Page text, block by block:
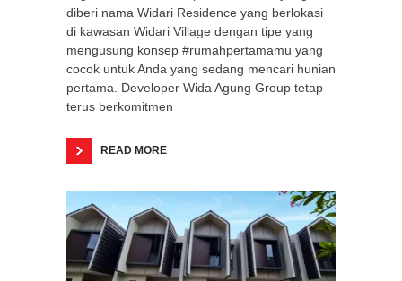
diberi nama Widari Residence yang berlokasi
di kawasan Widari Village dengan tipe yang
mengusung konsep #rumahpertamamu yang
cocok untuk Anda yang sedang mencari hunian
pertama. Developer Wida Agung Group tetap
terus berkomitmen
READ MORE